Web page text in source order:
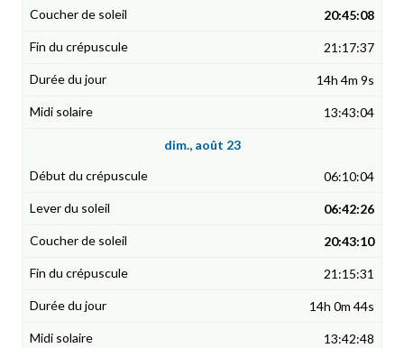
20:45:08
21:17:37
14h 4m 9s
13:43:04
dim., août 23
06:10:04
06:42:26
20:43:10
21:15:31
14h 0m 44s
13:42:48